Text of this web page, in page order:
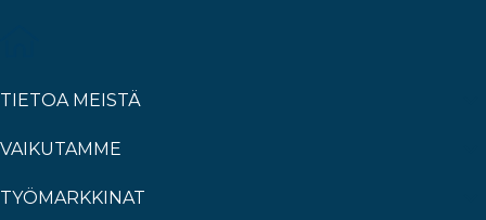
TIETOA MEISTÄ
VAIKUTAMME
TYÖMARKKINAT